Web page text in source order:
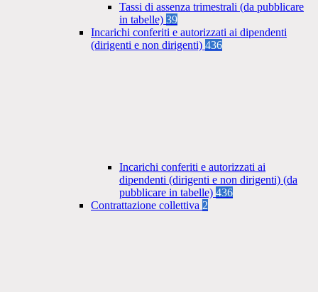
Tassi di assenza trimestrali (da pubblicare
in tabelle) 39
Incarichi conferiti e autorizzati ai dipendenti
(dirigenti e non dirigenti) 436
Incarichi conferiti e autorizzati ai
dipendenti (dirigenti e non dirigenti) (da
pubblicare in tabelle) 436
Contrattazione collettiva 2